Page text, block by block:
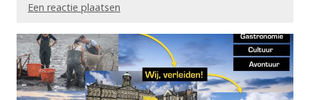
Een reactie plaatsen